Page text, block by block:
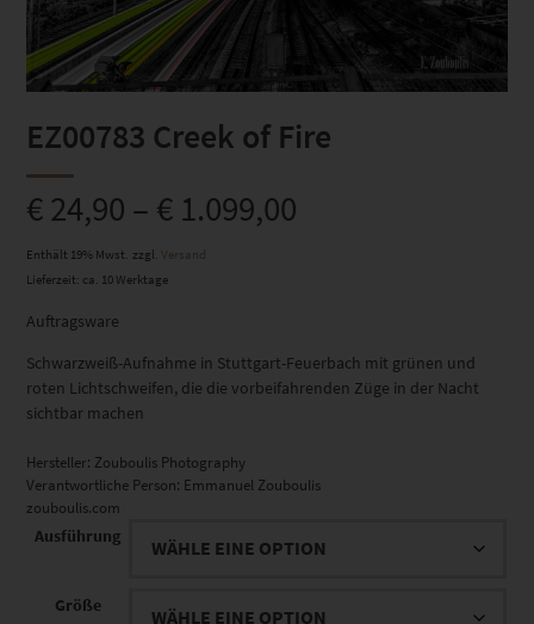
EZ00783 Creek of Fire
€24,90 – € 1.099,00
Enthält 19% Mwst. zzgl. Versand
Lieferzeit: ca. 10 Werktage
Auftragsware
Schwarzweiß-Aufnahme in Stuttgart-Feuerbach mit grünen und
roten Lichtschweifen, die die vorbeifahrenden Züge in der Nacht
sichtbar machen
Hersteller: Zouboulis Photography
Verantwortliche Person: Emmanuel Zouboulis
zouboulis.com
Ausführung
Größe